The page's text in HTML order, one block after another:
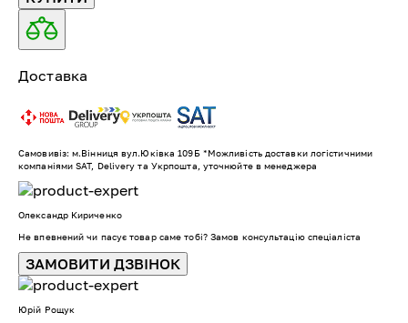
Доставка
Самовивіз: м.Вінниця вул.Юківка 109Б *Можливість доставки логістичними
компаніями SAT, Delivery та Укрпошта, уточнюйте в менеджера
Олександр Кириченко
Не впевнений чи пасує товар саме тобі? Замов консультацію спеціаліста
ЗАМОВИТИ ДЗВІНОК
Юрій Рощук